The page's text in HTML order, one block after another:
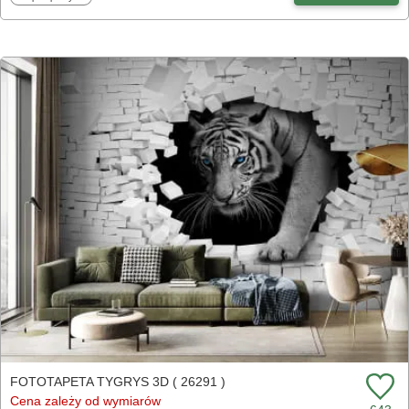
FOTOTAPETA TYGRYS 3D ( 26291 )
Cena zależy od wymiarów